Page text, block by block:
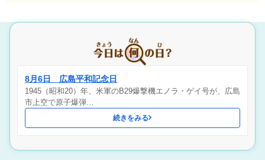
8月6日 広島平和記念日
1945（昭和20）年、米軍のB29爆撃機エノラ・ゲイ号が、広島
市上空で原子爆弾…
続きをみる